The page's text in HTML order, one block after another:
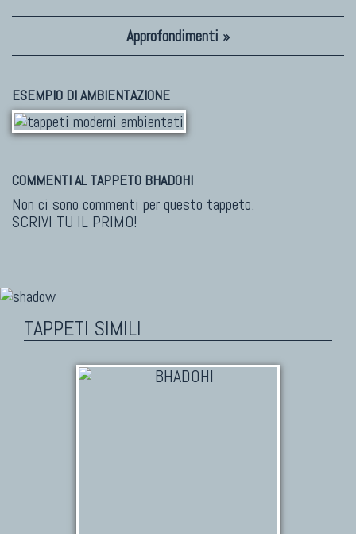
Approfondimenti »
ESEMPIO DI AMBIENTAZIONE
COMMENTI AL TAPPETO BHADOHI
Non ci sono commenti per questo tappeto.
SCRIVI TU IL PRIMO!
TAPPETI SIMILI